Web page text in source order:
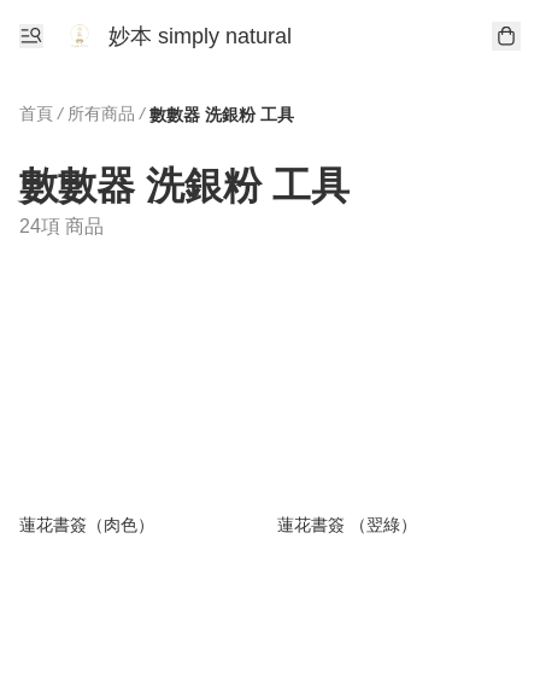
妙本 simply natural
首頁 / 所有商品 / 數數器 洗銀粉 工具
數數器 洗銀粉 工具
24項 商品
蓮花書簽（肉色） 蓮花書簽 （翌綠）